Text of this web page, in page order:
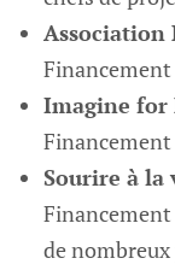
Association
Imagine for
Sourire à la
Financement
de